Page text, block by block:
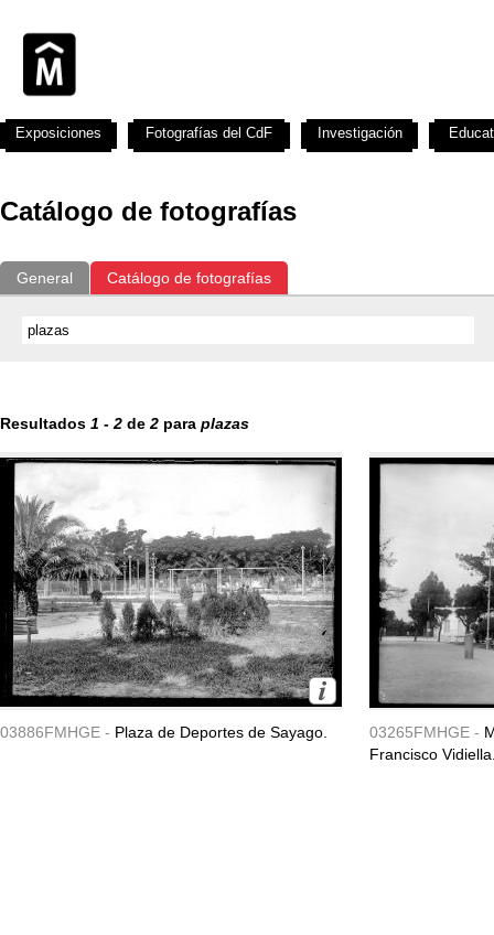
Catálogo de fotografías
General Catálogo de fotografías
Resultados 1 - 2 de 2 para plazas
03886FMHGE - Plaza de Deportes de Sayago. 03265FMHGE -
Francisco
Exposiciones Fotografías del CdF Investigación